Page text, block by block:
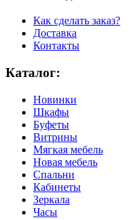
Как сделать заказ?
Доставка
Контакты
Каталог:
Новинки
Шкафы
Буфеты
Витрины
Мягкая мебель
Новая мебель
Спальни
Кабинеты
Зеркала
Часы